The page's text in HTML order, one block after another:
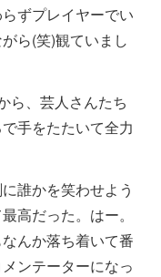
ずプレイヤーでい
ら(笑)観ていまし
ら、芸人さんたち
手をたたいて全力
誰かを笑わせよう
高だった。はー。
んか落ち着いて番
ンテーターになっ